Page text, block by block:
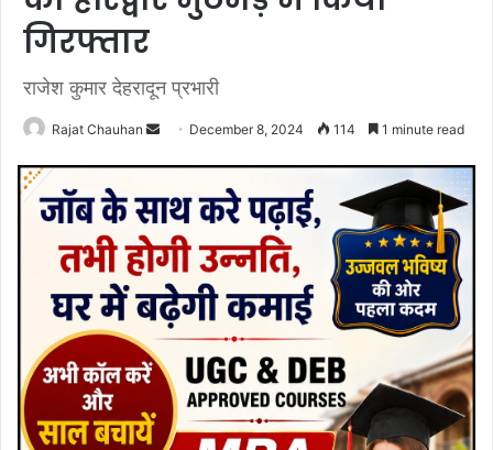
गिरफ्तार
राजेश कुमार देहरादून प्रभारी
Rajat Chauhan
Send December 8, 2024 114 1 minute read